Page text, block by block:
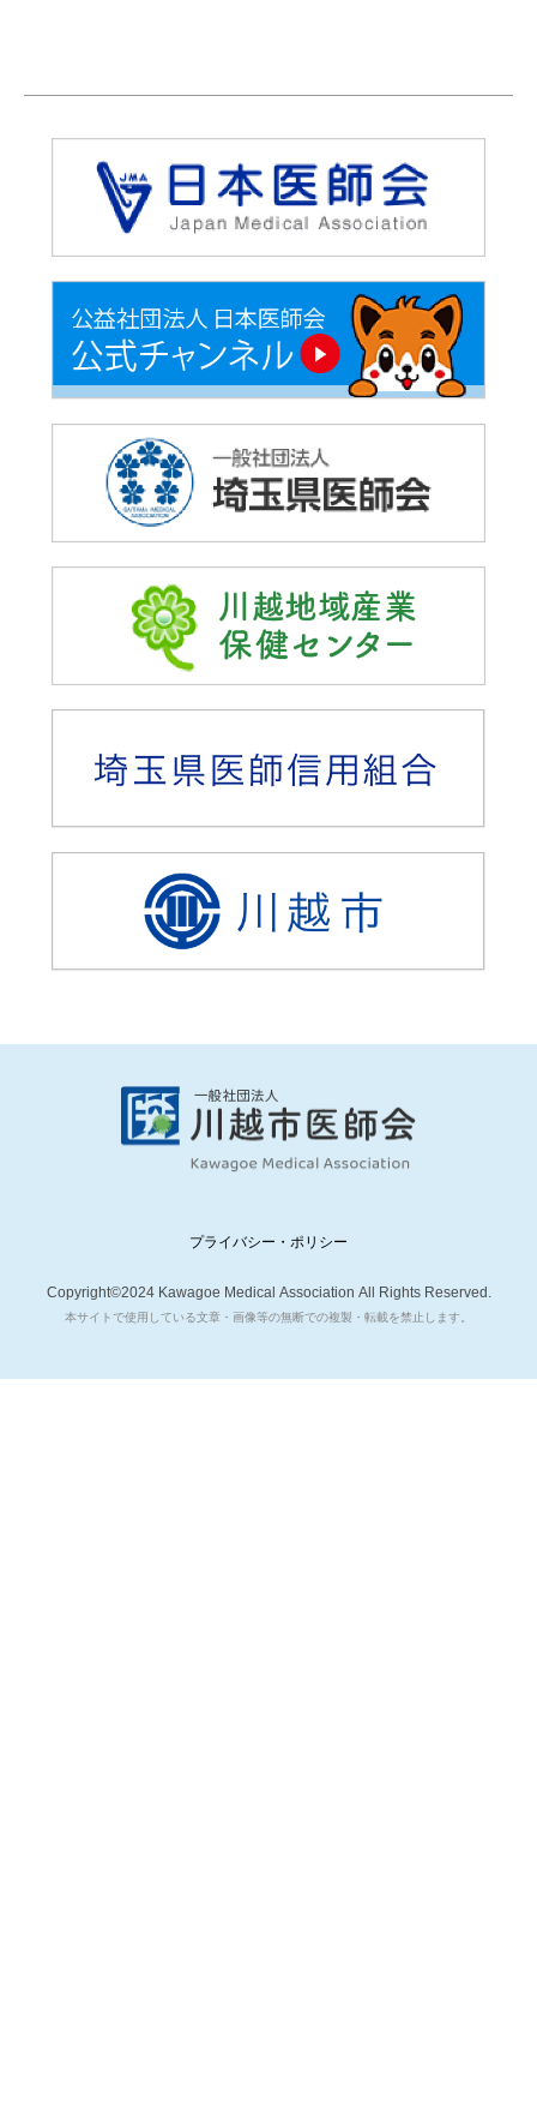
プライバシー・ポリシー
Copyright©2024 Kawagoe Medical Association All Rights Reserved.
本サイトで使用している文章・画像等の無断での複製・転載を禁止します。